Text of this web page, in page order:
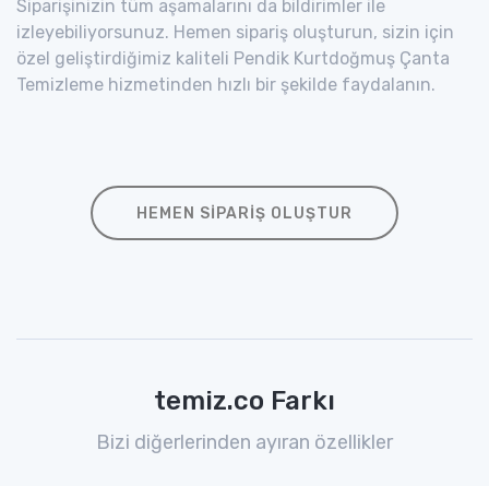
Siparişinizin tüm aşamalarını da bildirimler ile
izleyebiliyorsunuz. Hemen sipariş oluşturun, sizin için
özel geliştirdiğimiz kaliteli Pendik Kurtdoğmuş Çanta
Temizleme hizmetinden hızlı bir şekilde faydalanın.
HEMEN SIPARIŞ OLUŞTUR
temiz.co Farkı
Bizi diğerlerinden ayıran özellikler